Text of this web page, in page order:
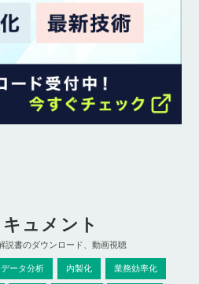
ュメント
説書のダウンロード、動画視聴
データ分析 内製化 業務効率化